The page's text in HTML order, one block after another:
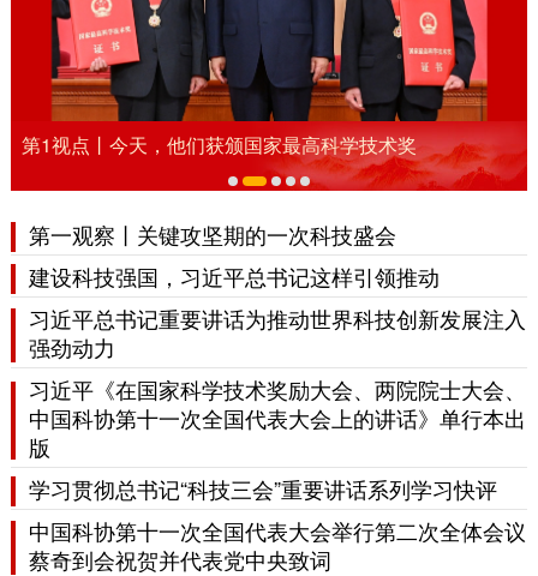
第1视点丨今天，他们获颁国家最高科学技术奖
第一观察丨关键攻坚期的一次科技盛会
建设科技强国，习近平总书记这样引领推动
习近平总书记重要讲话为推动世界科技创新发展注入
强劲动力
习近平《在国家科学技术奖励大会、两院院士大会、
中国科协第十一次全国代表大会上的讲话》单行本出
版
学习贯彻总书记“科技三会”重要讲话系列学习快评
中国科协第十一次全国代表大会举行第二次全体会议
蔡奇到会祝贺并代表党中央致词